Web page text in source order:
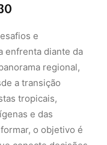
e
enfrenta diante da
regional,
a transição
tropicais,
e das
o objetivo é